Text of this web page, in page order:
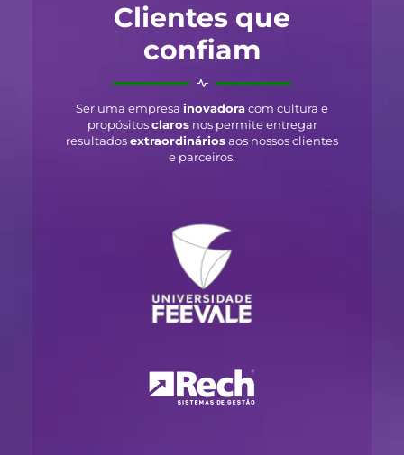
Clientes que
confiam
Ser uma empresa inovadoracom cultura e
propósitosclarosnos permite entregar
resultadosextraordináriosaos nossos clientes
e parceiros.